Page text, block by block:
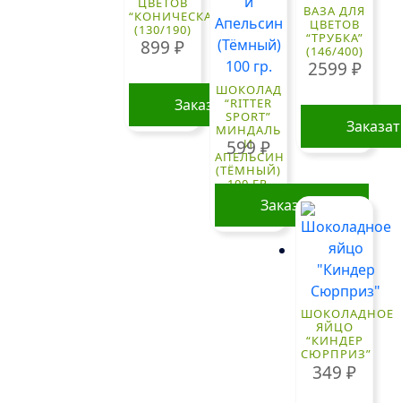
“КОНИЧЕСКАЯ”
(130/190)
899₽
Заказать
ШОКОЛАД
“RITTER
SPORT”
МИНДАЛЬ
И
АПЕЛЬСИН
(ТЁМНЫЙ)
100 ГР.
599₽
Заказать
ВАЗА ДЛЯ
ЦВЕТОВ
“ТРУБКА”
(146/400)
2599 ₽
ШОКОЛАДНОЕ
ЯЙЦО
“КИНДЕР
СЮРПРИЗ”
349₽